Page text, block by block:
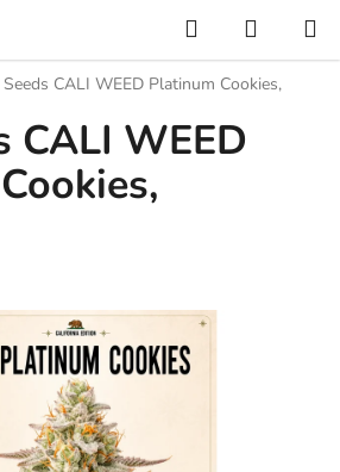
Hledat
KOŠÍK
Seeds CALI WEED Platinum Cookies,
CALI WEED